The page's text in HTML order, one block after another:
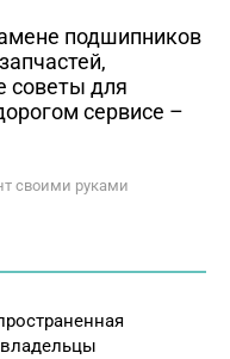
подшипников
советы для
сервисе –
своими руками